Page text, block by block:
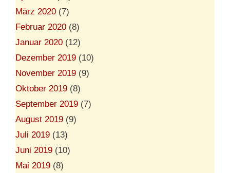
März 2020 (7)
Februar 2020 (8)
Januar 2020 (12)
Dezember 2019 (10)
November 2019 (9)
Oktober 2019 (8)
September 2019 (7)
August 2019 (9)
Juli 2019 (13)
Juni 2019 (10)
Mai 2019 (8)